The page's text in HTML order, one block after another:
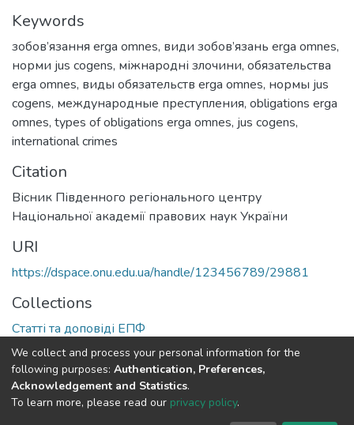
Keywords
зобов’язання erga omnes, види зобов’язань erga omnes,
норми jus cogens, міжнародні злочини, обязательства
erga omnes, виды обязательств erga omnes, нормы jus
cogens, международные преступления, obligations erga
omnes, types of obligations erga omnes, jus cogens,
international crimes
Citation
Вісник Південного регіонального центру
Національної академії правових наук України
URI
https://dspace.onu.edu.ua/handle/123456789/29881
Collections
Статті та доповіді ЕПФ
Full item page
DSpace software copyright © 2009-2026
We collect and process your personal information for the
following purposes: Authentication, Preferences,
Acknowledgement and Statistics.
To learn more, please read our privacy policy.